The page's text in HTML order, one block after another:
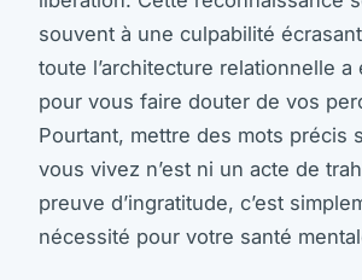
souvent à une culpabilité
toute l’architecture relationnelle a
pour vous faire douter de vos
Pourtant, mettre des mots précis
vous vivez n’est ni un acte de
preuve d’ingratitude, c’est
nécessité pour votre santé